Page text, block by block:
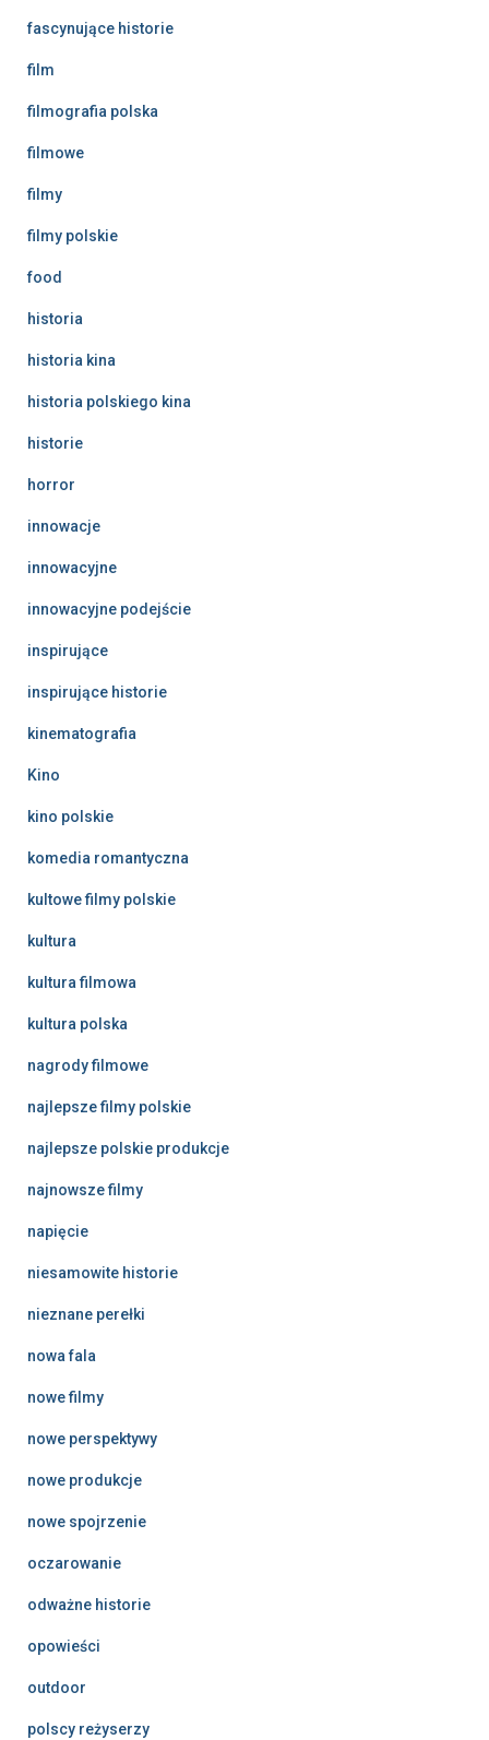
fascynujące historie
film
filmografia polska
filmowe
filmy
filmy polskie
food
historia
historia kina
historia polskiego kina
historie
horror
innowacje
innowacyjne
innowacyjne podejście
inspirujące
inspirujące historie
kinematografia
Kino
kino polskie
komedia romantyczna
kultowe filmy polskie
kultura
kultura filmowa
kultura polska
nagrody filmowe
najlepsze filmy polskie
najlepsze polskie produkcje
najnowsze filmy
napięcie
niesamowite historie
nieznane perełki
nowa fala
nowe filmy
nowe perspektywy
nowe produkcje
nowe spojrzenie
oczarowanie
odważne historie
opowieści
outdoor
polscy reżyserzy